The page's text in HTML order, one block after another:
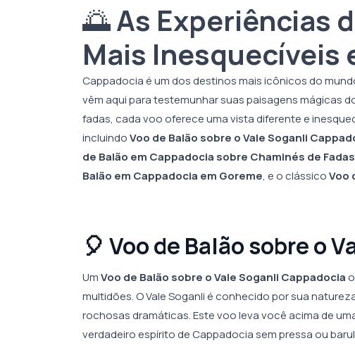
🌅As Experiências
Mais Inesquecíveis
Cappadocia é um dos destinos mais icônicos do
vêm aqui para testemunhar suas paisagens mágicas
fadas, cada voo oferece uma vista diferente e
incluindoVoo de Balão sobre o Vale Soganli
de Balão em Cappadocia sobre Chaminés de Fadas
Balão em Cappadocia em Goreme, e o clássicoVoo
🎈 Voo de Balão sobre o
UmVoo de Balão sobre o Vale Soganli Cappadocia
multidões. O Vale Soganli é conhecido por sua
rochosas dramáticas. Este voo leva você acima de
verdadeiro espírito de Cappadocia sem pressa ou